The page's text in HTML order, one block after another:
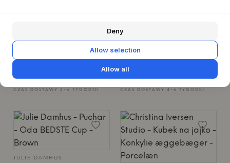
227,91 zł
CZAS DOSTAWY 4-6 TYGODNI
Oda FARFAR Cup
227,91 zł
CZAS DOSTAWY 4-6 TYGODNI
JULIE DAMHUS
Deny
Allow selection
Allow all